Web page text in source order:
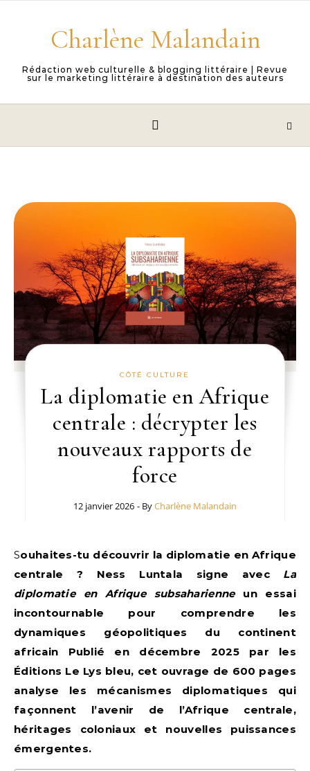
Charlène Malandain
Rédaction web culturelle & blogging littéraire | Revue
sur le marketing littéraire à destination des auteurs
CÔTÉ CULTURE
La diplomatie en Afrique
centrale : décrypter les
nouveaux rapports de
force
12 janvier 2026 - ByCharlène Malandain
Souhaites-tu découvrir la diplomatie en Afrique
centrale ? Ness Luntala signe avec La
diplomatie en Afrique subsaharienneun essai
incontournable pour comprendre les
dynamiques géopolitiques du continent
africain Publié en décembre 2025 par les
Éditions Le Lys bleu, cet ouvrage de 600 pages
analyse les mécanismes diplomatiques qui
façonnent l’avenir de l’Afrique centrale,
héritages coloniaux et nouvelles puissances
émergentes.